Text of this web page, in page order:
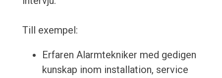
Till exempel:
Erfaren Alarmtekniker med gedigen
kunskap inom installation, service